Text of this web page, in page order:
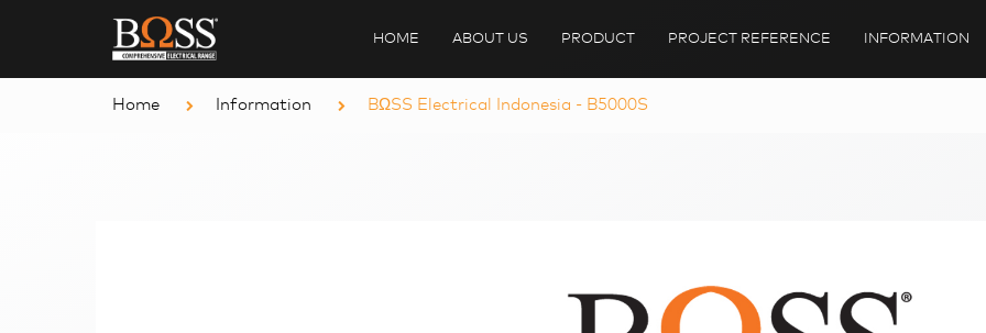
HOME ABOUT US PRODUCT PROJECT REFERENCE INFORMATION
Home Information BΩSS Electrical Indonesia - B5000S